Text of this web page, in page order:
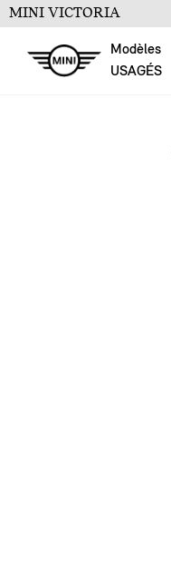
MINI VICTORIA
Modèles
USAGÉS